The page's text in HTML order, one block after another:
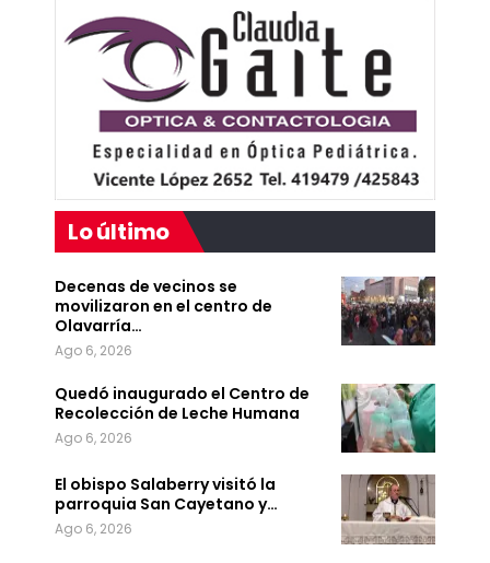
Lo último
Decenas de vecinos se
movilizaron en el centro de
Olavarría…
Ago 6, 2026
Quedó inaugurado el Centro de
Recolección de Leche Humana
Ago 6, 2026
El obispo Salaberry visitó la
parroquia San Cayetano y…
Ago 6, 2026